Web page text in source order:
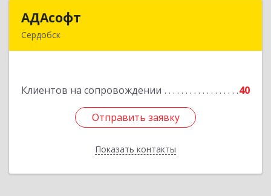
АДАсофт
Сердобск
Клиентов на сопровождении 40
Отправить заявку
Показать контакты
Подробнее
Отправить заявку
Назад